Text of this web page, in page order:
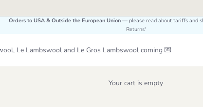
Orders to USA & Outside the European Union — please read about tariffs and
Returns'
Le Lambswool and Le Gros Lambswool coming 💌
Your cart is empty